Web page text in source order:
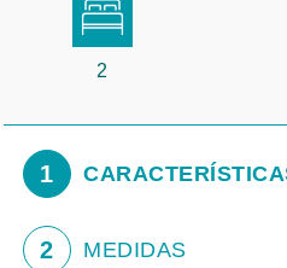
2
1
2 MEDIDAS